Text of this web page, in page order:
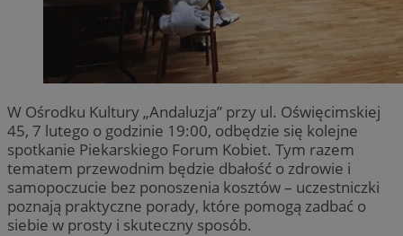
W Ośrodku Kultury „Andaluzja” przy ul. Oświęcimskiej
45, 7 lutego o godzinie 19:00, odbędzie się kolejne
spotkanie Piekarskiego Forum Kobiet. Tym razem
tematem przewodnim będzie dbałość o zdrowie i
samopoczucie bez ponoszenia kosztów – uczestniczki
poznają praktyczne porady, które pomogą zadbać o
siebie w prosty i skuteczny sposób.